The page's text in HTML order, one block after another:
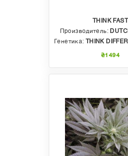
THINK FAST
Производитель:
Генетика:
THINK DIFFERENT
₴1494